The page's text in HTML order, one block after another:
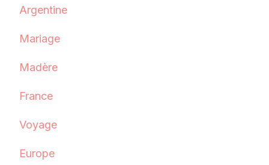
Argentine
Mariage
Madère
France
Voyage
Europe